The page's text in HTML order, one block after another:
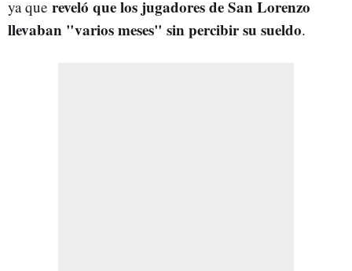
ya que reveló que los jugadores de San Lorenzo
llevaban "varios meses" sin percibir su sueldo.